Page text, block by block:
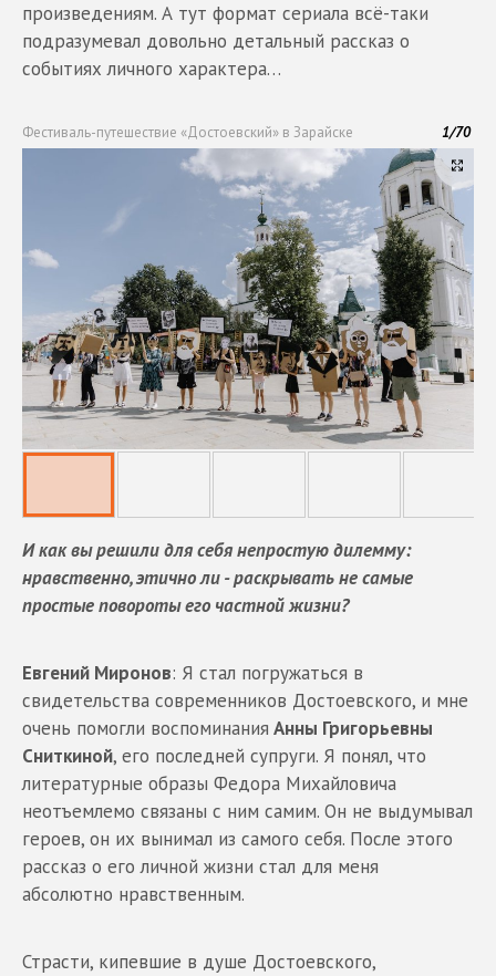
произведениям. А тут формат сериала всё-таки
подразумевал довольно детальный рассказ о
событиях личного характера…
Фестиваль-путешествие «Достоевский» в Зарайске 1/70
И как вы решили для себя непростую дилемму:
нравственно, этично ли - раскрывать не самые
простые повороты его частной жизни?
Евгений Миронов: Я стал погружаться в
свидетельства современников Достоевского, и мне
очень помогли воспоминания Анны Григорьевны
Сниткиной, его последней супруги. Я понял, что
литературные образы Федора Михайловича
неотъемлемо связаны с ним самим. Он не выдумывал
героев, он их вынимал из самого себя. После этого
рассказ о его личной жизни стал для меня
абсолютно нравственным.
Страсти, кипевшие в душе Достоевского,